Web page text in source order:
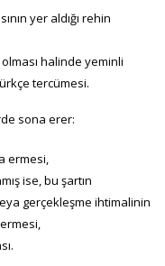
yer aldığı rehin
halinde yeminli
tercümesi.
sona erer:
ermesi,
ise, bu şartın
gerçekleşme ihtimalinin